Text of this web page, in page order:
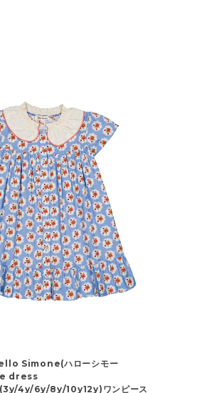
Simone(ハローシモー
dress
4y/6y/8y/10y12y)ワンピース